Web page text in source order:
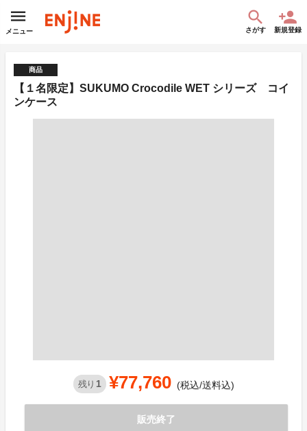
メニュー さがす 新規登録
商品
【１名限定】SUKUMO Crocodile WET シリーズ コイ
ンケース
残り 1 ¥77,760 (税込/送料込)
販売終了